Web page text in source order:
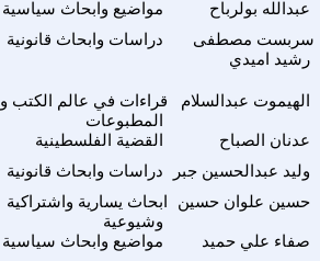
مواضيع وابحاث سياسية عبدالله بولرباح
دراسات وابحاث قانونية
سربست مصطفى
رشيد اميدي
قراءات في عالم الكتب و
المطبوعات
الهيموت عبدالسلام
القضية الفلسطينية عدنان الصباح
دراسات وابحاث قانونية
وليد عبدالحسين جبر
ابحاث يسارية واشتراكية
وشيوعية
حسين علوان حسين
مواضيع وابحاث سياسية صفاء علي حميد